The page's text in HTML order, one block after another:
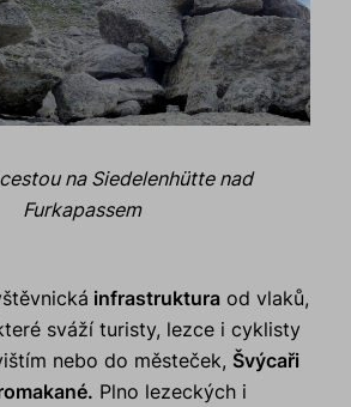
na Siedelenhütte nad
Furkapassem
infrastruktura od vlaků,
sváží turisty, lezce i cyklisty
nebo do městeček, Švýcaři
Plno lezeckých i